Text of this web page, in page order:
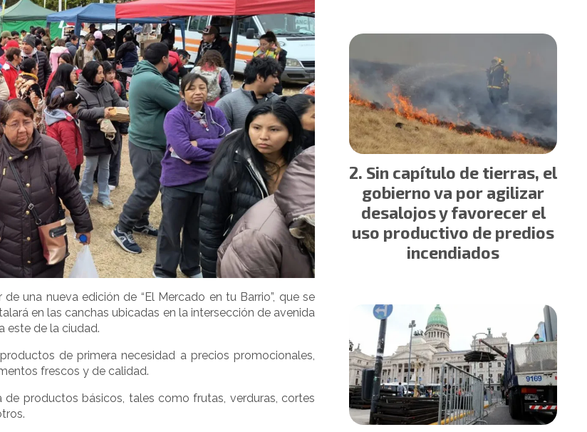
una nueva edición de “El Mercado en tu Barrio”, que se
en las canchas ubicadas en la intersección de avenida
este de la ciudad.
de primera necesidad a precios promocionales,
frescos y de calidad.
productos básicos, tales como frutas, verduras, cortes
Sin capítulo de tierras, el
gobierno va por agilizar
desalojos y favorecer el
uso productivo de predios
incendiados